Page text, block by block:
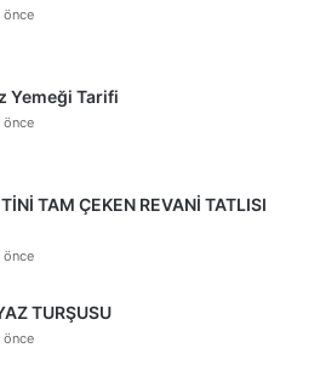
önce
Yemeği Tarifi
önce
TAM ÇEKEN REVANİ TATLISI
önce
TURŞUSU
önce